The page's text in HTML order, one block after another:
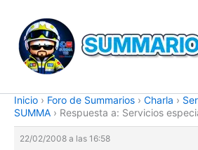
contenido
Inicio › Foro de Summarios › Charla ›
SUMMA › Respuesta a: Servicios
22/02/2008 a las 16:58